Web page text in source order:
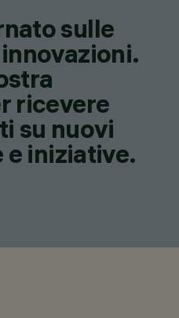
sulle
ricevere
su nuovi
iniziative.